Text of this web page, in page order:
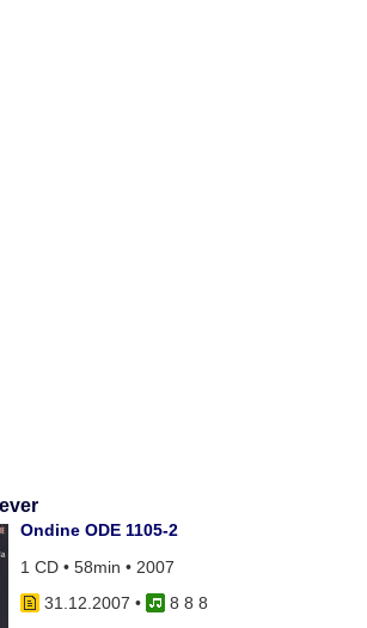
Ondine ODE 1105-2
1 CD • 58min • 2007
31.12.2007 •
8 8 8